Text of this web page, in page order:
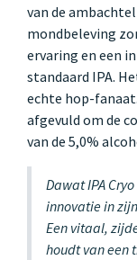
van de
mondbeleving
ervaring en een
standaard IPA.
echte hop-
afgevuld om de
van de 5,0%
Dawat IPA
innovatie in
Een vitaal,
houdt van een